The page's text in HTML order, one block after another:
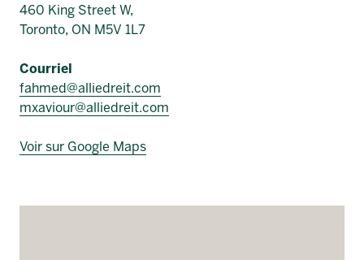
460 King Street W,
Toronto, ON M5V 1L7
Courriel
fahmed@alliedreit.com
mxaviour@alliedreit.com
Voir sur Google Maps